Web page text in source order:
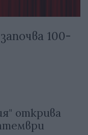
100-
открива